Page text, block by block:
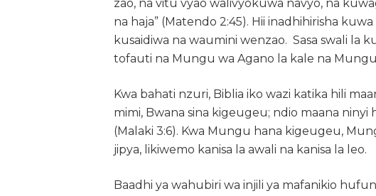
zao, na vitu vyao walivyokuwa navyo, na
na haja” (Matendo 2:45). Hii inadhihirisha
kusaidiwa na waumini wenzao. Sasa swali la
tofauti na Mungu wa Agano la kale na Mungu
Kwa bahati nzuri, Biblia iko wazi katika hili
mimi, Bwana sina kigeugeu; ndio maana ninyi
(Malaki 3:6). Kwa Mungu hana kigeugeu,
jipya, likiwemo kanisa la awali na kanisa la leo.
Baadhi ya wahubiri wa injili ya mafanikio